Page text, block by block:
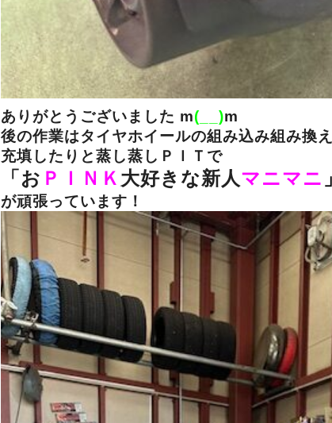
ありがとうございました m(__)m
後の作業はタイヤホイールの組み込み組み換
充填したりと蒸し蒸しＰＩＴで
「お ＰＩＮＫ 大好きな新人マニマニ 」
が頑張っています！